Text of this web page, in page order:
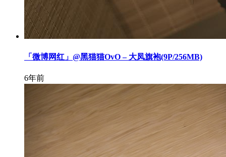
「微博网红」@黑猫猫OvO – 大凤旗袍(9P/256MB)
6年前